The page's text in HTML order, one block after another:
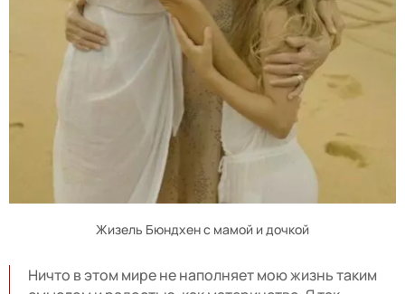
Жизель Бюндхен с мамой и дочкой
Ничто в этом мире не наполняет мою жизнь таким